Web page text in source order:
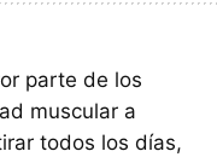
parte de los
muscular a
todos los días,